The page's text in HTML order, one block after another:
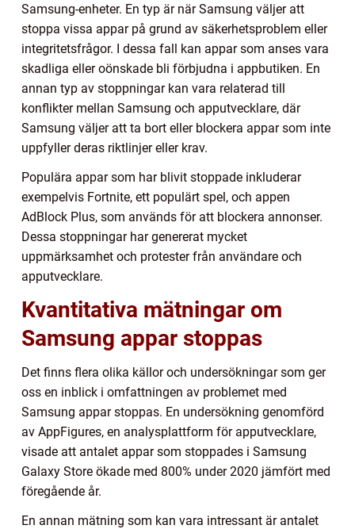
Samsung-enheter. En typ är när Samsung väljer att
stoppa vissa appar på grund av säkerhetsproblem eller
integritetsfrågor. I dessa fall kan appar som anses vara
skadliga eller oönskade bli förbjudna i appbutiken. En
annan typ av stoppningar kan vara relaterad till
konflikter mellan Samsung och apputvecklare, där
Samsung väljer att ta bort eller blockera appar som inte
uppfyller deras riktlinjer eller krav.
Populära appar som har blivit stoppade inkluderar
exempelvis Fortnite, ett populärt spel, och appen
AdBlock Plus, som används för att blockera annonser.
Dessa stoppningar har genererat mycket
uppmärksamhet och protester från användare och
apputvecklare.
Kvantitativa mätningar om
Samsung appar stoppas
Det finns flera olika källor och undersökningar som ger
oss en inblick i omfattningen av problemet med
Samsung appar stoppas. En undersökning genomförd
av AppFigures, en analysplattform för apputvecklare,
visade att antalet appar som stoppades i Samsung
Galaxy Store ökade med 800% under 2020 jämfört med
föregående år.
En annan mätning som kan vara intressant är antalet